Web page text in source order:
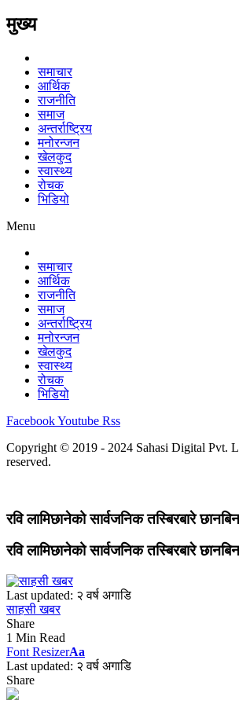
मुख्य
समाचार
आर्थिक
राजनीति
समाज
अन्तर्राष्ट्रिय
मनोरन्जन
खेलकुद
स्वास्थ्य
रोचक
भिडियो
Menu
समाचार
आर्थिक
राजनीति
समाज
अन्तर्राष्ट्रिय
मनोरन्जन
खेलकुद
स्वास्थ्य
रोचक
भिडियो
FacebookYoutube Rss
Copyright © 2019 - 2024 Sahasi Digital Pvt.
reserved.
रवि लामिछानेको सार्वजनिक तस्बिरबारे
रवि लामिछानेको सार्वजनिक तस्बिरबारे
Last updated: २ वर्ष अगाडि
साहसी खबर
Share
1 Min Read
Font ResizerAa
Last updated: २ वर्ष अगाडि
Share